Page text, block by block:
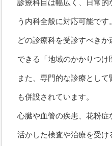
診療科目は幅広く、日常
う内科全般に対応可能です。
どの診療科を受診すべき
できる「地域のかかりつけ
また、専門的な診療とし
も併設されています。
心臓や血管の疾患、花粉
活かした検査や治療を受け